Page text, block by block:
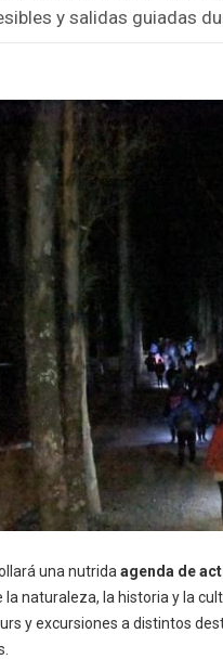
y salidas guiadas
una nutrida agenda de
naturaleza, la historia y la
y excursiones a distintos